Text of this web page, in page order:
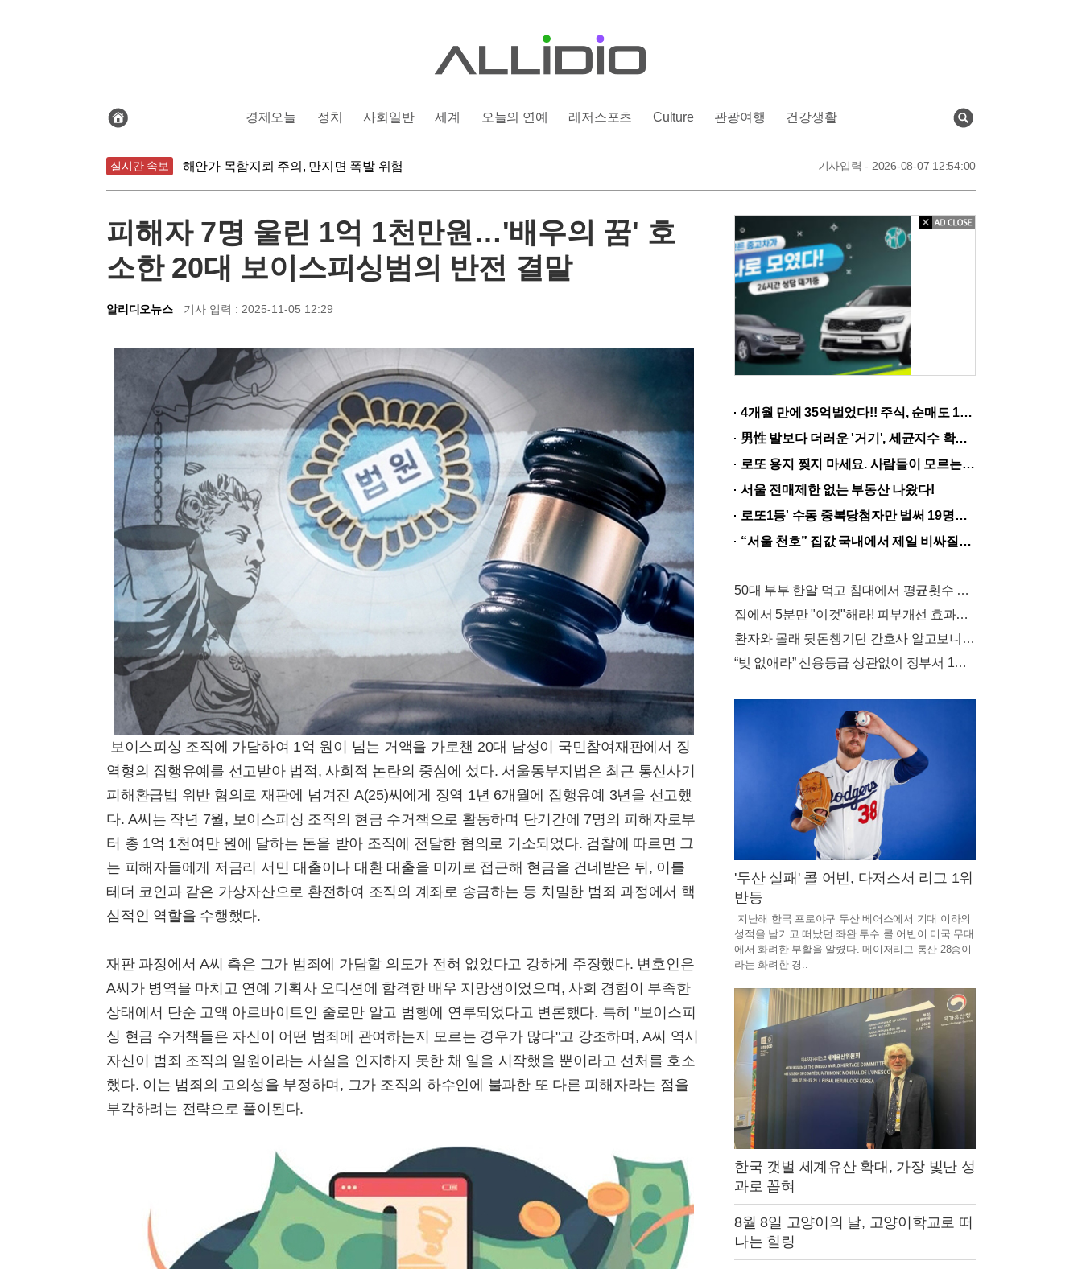
검
색
전
체
보
기
경제오늘 정치 사회일반 세계 오늘의 연예 레저스포츠 Culture 관광여행 건강생활
실시간 속보 해안가 목함지뢰 주의, 만지면 폭발 위험 기사입력 - 2026-08-07 12:54:00
피해자 7명 울린 1억 1천만원…'배우의 꿈' 호
소한 20대 보이스피싱범의 반전 결말
알리디오뉴스 기사 입력 : 2025-11-05 12:29
보이스피싱 조직에 가담하여 1억 원이 넘는 거액을 가로챈 20대 남성이 국민참여재판에서 징
역형의 집행유예를 선고받아 법적, 사회적 논란의 중심에 섰다. 서울동부지법은 최근 통신사기
피해환급법 위반 혐의로 재판에 넘겨진 A(25)씨에게 징역 1년 6개월에 집행유예 3년을 선고했
다. A씨는 작년 7월, 보이스피싱 조직의 현금 수거책으로 활동하며 단기간에 7명의 피해자로부
터 총 1억 1천여만 원에 달하는 돈을 받아 조직에 전달한 혐의로 기소되었다. 검찰에 따르면 그
는 피해자들에게 저금리 서민 대출이나 대환 대출을 미끼로 접근해 현금을 건네받은 뒤, 이를
테더 코인과 같은 가상자산으로 환전하여 조직의 계좌로 송금하는 등 치밀한 범죄 과정에서 핵
심적인 역할을 수행했다.
재판 과정에서 A씨 측은 그가 범죄에 가담할 의도가 전혀 없었다고 강하게 주장했다. 변호인은
A씨가 병역을 마치고 연예 기획사 오디션에 합격한 배우 지망생이었으며, 사회 경험이 부족한
상태에서 단순 고액 아르바이트인 줄로만 알고 범행에 연루되었다고 변론했다. 특히 "보이스피
싱 현금 수거책들은 자신이 어떤 범죄에 관여하는지 모르는 경우가 많다"고 강조하며, A씨 역시
자신이 범죄 조직의 일원이라는 사실을 인지하지 못한 채 일을 시작했을 뿐이라고 선처를 호소
했다. 이는 범죄의 고의성을 부정하며, 그가 조직의 하수인에 불과한 또 다른 피해자라는 점을
부각하려는 전략으로 풀이된다.
고
차
,
1
0
0
%
실
물
상
담
터
고
이
족
하
하
나
고
4개월 만에 35억벌었다!! 주식, 순매도 1위종목..."충격"
男性 발보다 더러운 '거기', 세균지수 확인해보니..충격!
로또 용지 찢지 마세요. 사람들이 모르는 3가지!!
서울 전매제한 없는 부동산 나왔다!
로또1등' 수동 중복당첨자만 벌써 19명째 나왔다.
“서울 천호” 집값 국내에서 제일 비싸질것..이유는?
50대 부부 한알 먹고 침대에서 평균횟수 하루5번?
집에서 5분만 "이것"해라! 피부개선 효과가 바로 나타난다!!
환자와 몰래 뒷돈챙기던 간호사 알고보니.."충격"
“빚 없애라” 신용등급 상관없이 정부서 1억지원!
'두산 실패' 콜 어빈, 다저스서 리그 1위
반등
지난해 한국 프로야구 두산 베어스에서 기대 이하의
성적을 남기고 떠났던 좌완 투수 콜 어빈이 미국 무대
에서 화려한 부활을 알렸다. 메이저리그 통산 28승이
라는 화려한 경..
한국 갯벌 세계유산 확대, 가장 빛난 성
과로 꼽혀
8월 8일 고양이의 날, 고양이학교로 떠
나는 힐링